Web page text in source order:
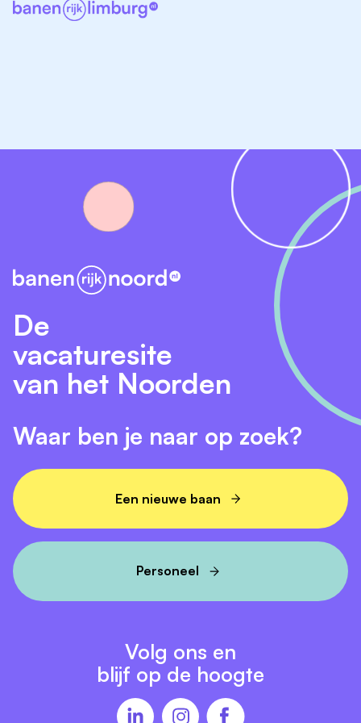
Zit er op dit moment geen passende vacature tussen?
Geen probleem! Bekijk ook de overige
maatschappelijk werk vacatures in Friesland op
Banenrijknoord voor nog meer mogelijkheden binnen
het sociaal domein.
Vergelijkbare vacatures in Friesland
Wil je graag werken in zorg of hulpverlening, maar
past sociaal werk niet helemaal bij je? Kijk dan eens
naar deze vergelijkbare functies in Friesland:
Maatschappelijk werker vacatures Friesland
Jeugdzorg medewerker vacatures Friesland
GGZ vacatures Friesland
Wijkteam medewerker vacatures Friesland
De
vacaturesite
van het Noorden
Waar ben je naar op zoek?
Een nieuwe baan
Personeel
Volg ons en
blijf op de hoogte